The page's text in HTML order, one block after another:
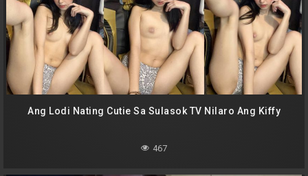
Ang Lodi Nating Cutie Sa Sulasok TV Nilaro Ang Kiffy
467